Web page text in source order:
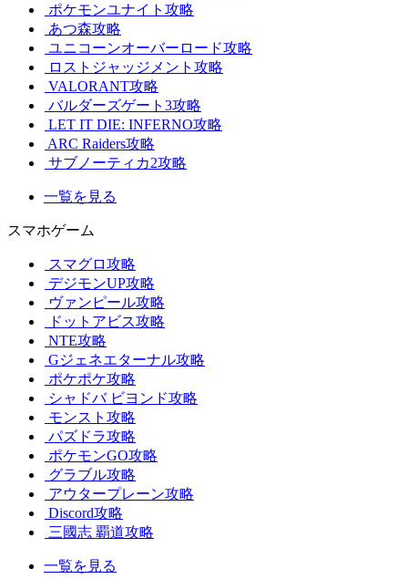
ポケモンユナイト攻略
あつ森攻略
ユニコーンオーバーロード攻略
ロストジャッジメント攻略
VALORANT攻略
バルダーズゲート3攻略
LET IT DIE: INFERNO攻略
ARC Raiders攻略
サブノーティカ2攻略
一覧を見る
スマホゲーム
スマグロ攻略
デジモンUP攻略
ヴァンピール攻略
ドットアビス攻略
NTE攻略
Gジェネエターナル攻略
ポケポケ攻略
シャドバ ビヨンド攻略
モンスト攻略
パズドラ攻略
ポケモンGO攻略
グラブル攻略
アウタープレーン攻略
Discord攻略
三國志 覇道攻略
一覧を見る